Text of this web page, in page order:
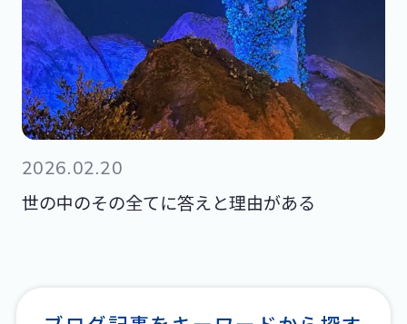
2026.02.20
世の中のその全てに答えと理由がある